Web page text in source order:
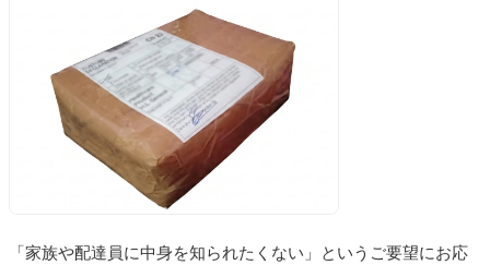
「家族や配達員に中身を知られたくない」というご要望にお応